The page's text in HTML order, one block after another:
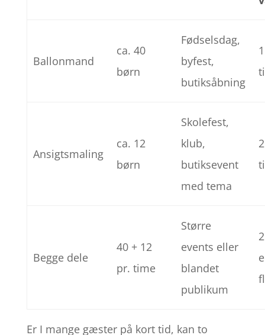
Ballonmand
ca. 40
børn
Fødselsdag,
byfest,
butiksåbning
Ansigtsmaling
ca. 12
børn
Skolefest,
klub,
butiksevent
med tema
Begge dele
40 + 12
pr. time
Større
events eller
blandet
publikum
Er I mange gæster på kort tid, kan to